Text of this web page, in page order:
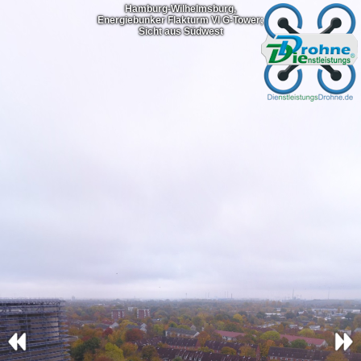
Hamburg-Wilhelmsburg,
Energiebunker Flakturm VI G-Tower;
Sicht aus Südwest